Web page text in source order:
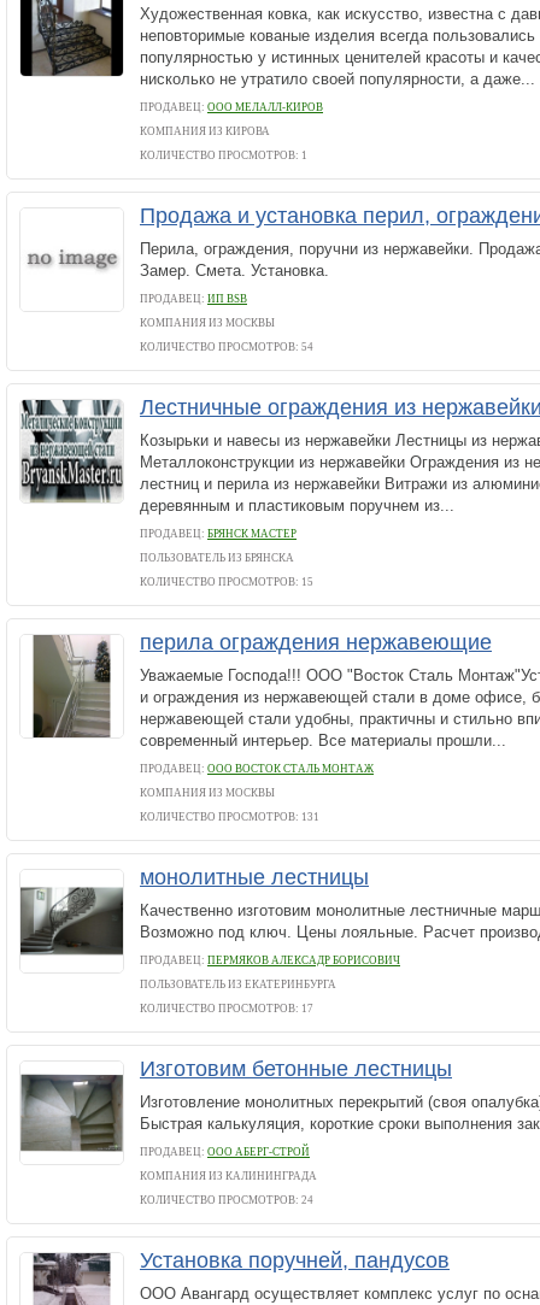
Художественная ковка, как искусство, известна с
неповторимые кованые изделия всегда
популярностью у истинных ценителей красоты и
нисколько не утратило своей популярности, а даже...
ПРОДАВЕЦ: ООО МЕЛАЛЛ-КИРОВ
КОМПАНИЯ ИЗ КИРОВА
КОЛИЧЕСТВО ПРОСМОТРОВ: 1
Продажа и установка перил,
Перила, ограждения, поручни из нержавейки.
Замер. Смета. Установка.
ПРОДАВЕЦ: ИП BSB
КОМПАНИЯ ИЗ МОСКВЫ
КОЛИЧЕСТВО ПРОСМОТРОВ: 54
Лестничные ограждения из
Козырьки и навесы из нержавейки Лестницы из
Металлоконструкции из нержавейки Ограждения из
лестниц и перила из нержавейки Витражи из
деревянным и пластиковым поручнем из...
ПРОДАВЕЦ: БРЯНСК МАСТЕР
ПОЛЬЗОВАТЕЛЬ ИЗ БРЯНСКА
КОЛИЧЕСТВО ПРОСМОТРОВ: 15
перила ограждения нержавеющие
Уважаемые Господа!!! ООО "Восток Сталь
и ограждения из нержавеющей стали в доме офисе,
нержавеющей стали удобны, практичны и стильно
современный интерьер. Все материалы прошли...
ПРОДАВЕЦ: ООО ВОСТОК СТАЛЬ МОНТАЖ
КОМПАНИЯ ИЗ МОСКВЫ
КОЛИЧЕСТВО ПРОСМОТРОВ: 131
монолитные лестницы
Качественно изготовим монолитные лестничные
Возможно под ключ. Цены лояльные. Расчет
ПРОДАВЕЦ: ПЕРМЯКОВ АЛЕКСАДР БОРИСОВИЧ
ПОЛЬЗОВАТЕЛЬ ИЗ ЕКАТЕРИНБУРГА
КОЛИЧЕСТВО ПРОСМОТРОВ: 17
Изготовим бетонные лестницы
Изготовление монолитных перекрытий (своя
Быстрая калькуляция, короткие сроки выполнения
ПРОДАВЕЦ: ООО АБЕРГ-СТРОЙ
КОМПАНИЯ ИЗ КАЛИНИНГРАДА
КОЛИЧЕСТВО ПРОСМОТРОВ: 24
Установка поручней, пандусов
ООО Авангард осуществляет комплекс услуг по